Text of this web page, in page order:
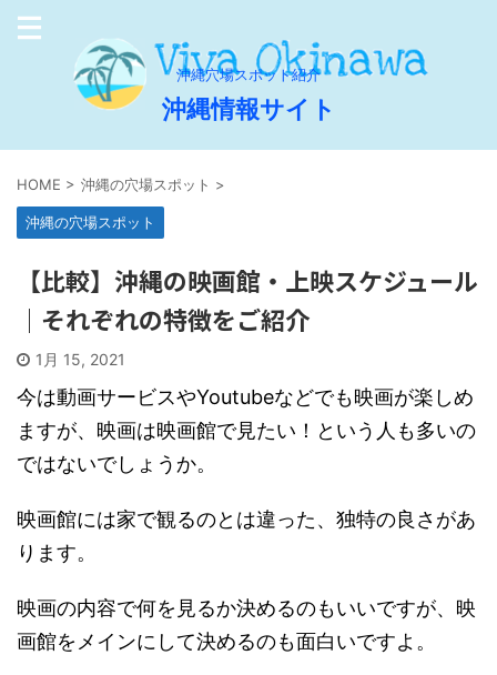
沖縄穴場スポット紹介
沖縄情報サイト
HOME > 沖縄の穴場スポット >
沖縄の穴場スポット
【比較】沖縄の映画館・上映スケジュール
｜それぞれの特徴をご紹介
1月 15, 2021
今は動画サービスやYoutubeなどでも映画が楽しめ
ますが、 映画は映画館で見たい！という人も多いの
ではないでしょうか。
映画館には家で観るのとは違った、独特の良さがあ
ります。
映画の内容で何を見るか決めるのもいいですが、 映
画館をメインにして決めるのも面白いですよ。